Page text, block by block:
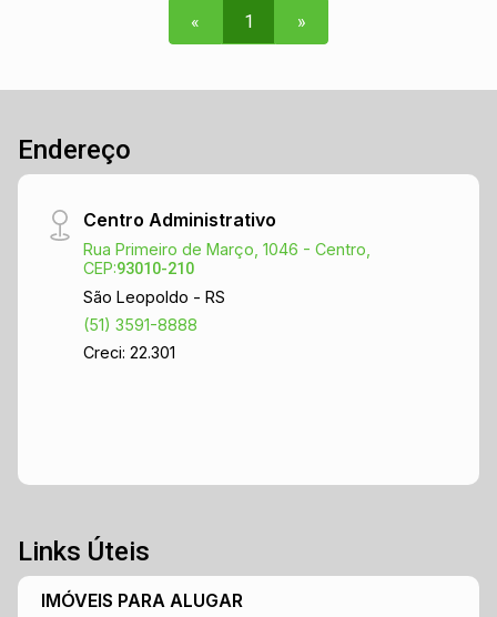
quem busca morar com amplitude, conforto e em
uma localização estratégica no coração da
« 1 »
Endereço
Centro Administrativo
Rua Primeiro de Março, 1046 - Centro,
CEP:93010-210
São Leopoldo - RS
(51) 3591-8888
Creci: 22.301
Links Úteis
IMÓVEIS PARA ALUGAR